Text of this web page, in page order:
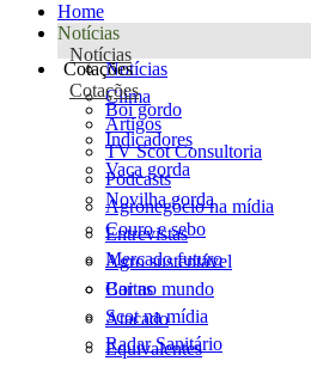
Home
Notícias
Notícias
Notícias
Clima
Artigos
TV Scot Consultoria
Podcasts
Agronegócio na mídia
Entrevistas
Agro sustentável
Cartas
Scot na mídia
Radar Sanitário
Cotações
Cotações
Boi gordo
Indicadores
Vaca gorda
Novilha gorda
Couro e sebo
Mercado futuro
Boi no mundo
Atacado
Equivalentes